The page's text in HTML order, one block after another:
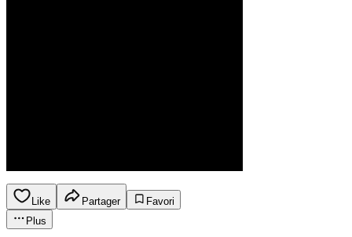
Like Partager
Favori
Plus